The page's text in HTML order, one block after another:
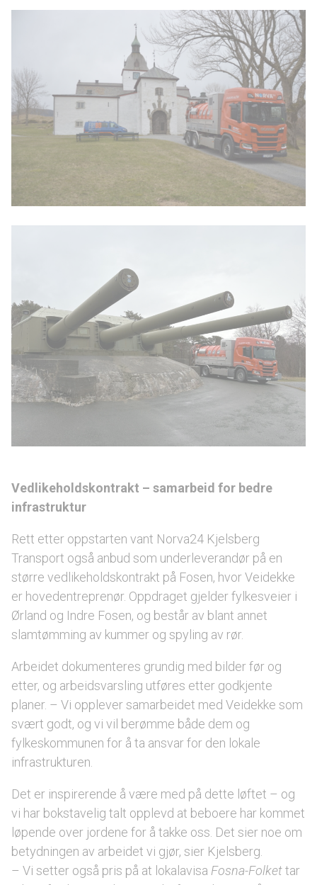
Vedlikeholdskontrakt – samarbeid for bedre
infrastruktur
Rett etter oppstarten vant Norva24 Kjelsberg
Transport også anbud som underleverandør på en
større vedlikeholdskontrakt på Fosen, hvor Veidekke
er hovedentreprenør. Oppdraget gjelder fylkesveier i
Ørland og Indre Fosen, og består av blant annet
slamtømming av kummer og spyling av rør.
Arbeidet dokumenteres grundig med bilder før og
etter, og arbeidsvarsling utføres etter godkjente
planer. – Vi opplever samarbeidet med Veidekke som
svært godt, og vi vil berømme både dem og
fylkeskommunen for å ta ansvar for den lokale
infrastrukturen.
Det er inspirerende å være med på dette løftet – og
vi har bokstavelig talt opplevd at beboere har kommet
løpende over jordene for å takke oss. Det sier noe om
betydningen av arbeidet vi gjør, sier Kjelsberg.
– Vi setter også pris på at lokalavisa Fosna-Folkettar